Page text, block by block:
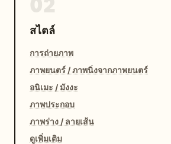
สไตล์
การถ่ายภาพ
ภาพยนตร์ / ภาพนิ่งจากภาพยนตร์
อนิเมะ / มังงะ
ภาพประกอบ
ภาพร่าง / ลายเส้น
ดูเพิ่มเติม